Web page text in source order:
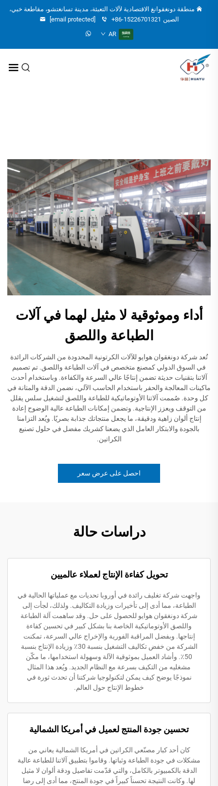
منطقة دونغقوانغ الاقتصادية لآلات التعبئة، مدينة تسانغتشو، مقاطعة خبي،
الصين +86-15226701321
[email protected]
AR
أداء وموثوقية لا مثيل لهما في آلات
الطباعة واللصق
تُعد شركة دونغقوان هوايو للآلات الكرتونية المحدودة من الشركات الرائدة
في السوق الدولي كمصنع متخصص في آلات الطباعة واللصق. تم تصميم
آلاتنا بتقنيات حديثة تضمن إنتاجًا عالي السرعة والكفاءة. وباستخدام أحدث
ماكينات المعالجة والحفر باستخدام الحاسب الآلي، نضمن الدقة والمتانة في
كل وحدة. صُممت آلاتنا الأوتوماتيكية للطباعة واللصق لتشغيل سلس يقلل
من التوقف ويعزز الإنتاجية. وتضمن إمكانات الطباعة عالية الوضوح إعادة
إنتاج ألوان زاهية ودقيقة، ما يجعل منتجاتك جذابة بصريًا. ويُعد التزامنا
بالجودة والابتكار العامل الذي يضعنا كشريك مفضل في حلول تصنيع
الكراتين.
احصل على عرض سعر
دراسات حالة
تحويل كفاءة الإنتاج لعملاء عالميين
واجهت شركة تغليف رائدة في أوروبا تحديات مع عملياتها الحالية في
الطباعة، مما أدى إلى تأخيرات وزيادة التكاليف. ولذلك، لجأت إلى
شركة دونغقوان هوايو للحصول على حل. وقد ساهمت آلة الطباعة
واللصق الأوتوماتيكية الخاصة بنا بشكل كبير في تحسين كفاءة
إنتاجها. وبفضل المراقبة الفورية والإخراج عالي السرعة، تمكنت
الشركة من خفض تكاليف التشغيل بنسبة 30٪ وزيادة الإنتاج بنسبة
50٪. وأشاد العميل بموثوقية الآلة وسهولة استخدامها، ما مكّن
مشغليه من التكيف بسرعة مع النظام الجديد. ويُعد هذا المثال
نموذجًا يوضح كيف يمكن لتكنولوجيا شركتنا أن تحدث ثورة في
خطوط الإنتاج حول العالم.
تحسين جودة المنتج لعميل في أمريكا الشمالية
كان أحد كبار مصنّعي الكراتين في أمريكا الشمالية يعاني من
مشكلات في جودة الطباعة وثباتها. وقاموا بتطبيق آلاتنا للطباعة عالية
الدقة بالكمبيوتر بالكامل، والتي قدّمت تفاصيل ودقة ألوان لا مثيل
لها. وكانت النتيجة تحسناً كبيراً في جودة المنتج، مما أدى إلى رضا